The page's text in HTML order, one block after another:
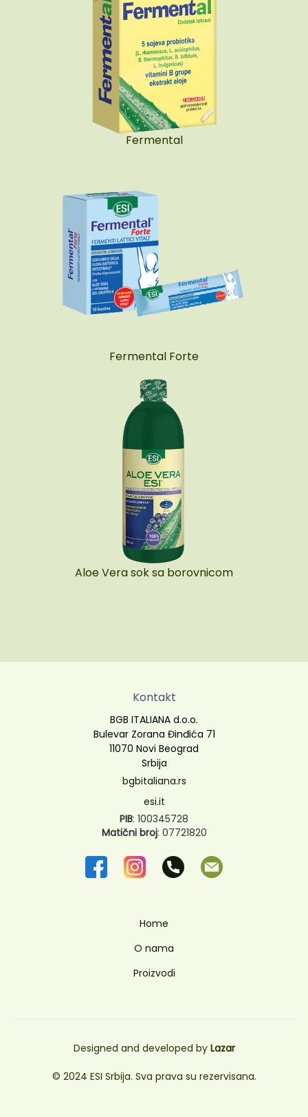
Fermental
Fermental Forte
Aloe Vera sok sa borovnicom
Kontakt
BGB ITALIANA d.o.o.
Bulevar Zorana Đinđića 71
11070 Novi Beograd
Srbija
bgbitaliana.rs
esi.it
PIB: 100345728
Matični broj: 07721820
Home
O nama
Proizvodi
© 2024 ESI Srbija. Sva prava su rezervisana.
Designed and developed byLazar